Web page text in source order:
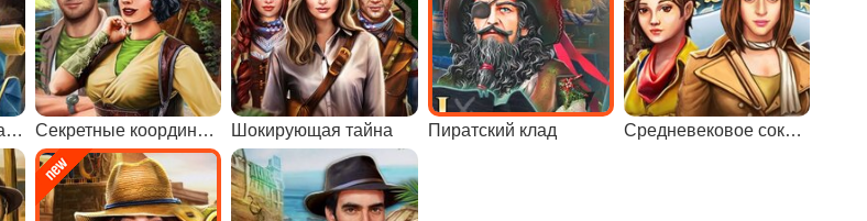
Охота за сокровищами с Ларой Крофт Секретные координаты Шокирующая тайна Пиратский клад Средневековое сокровище